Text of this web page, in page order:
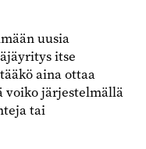
uusia
itse
aina ottaa
voiko järjestelmällä
tai